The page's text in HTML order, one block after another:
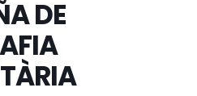
DE